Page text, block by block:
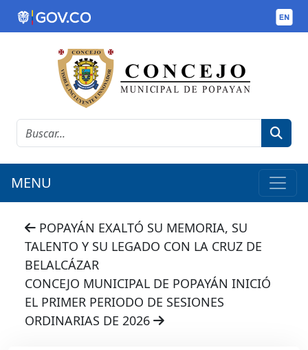
MENU
POPAYÁN EXALTÓ SU MEMORIA, SU
TALENTO Y SU LEGADO CON LA CRUZ DE
BELALCÁZAR
CONCEJO MUNICIPAL DE POPAYÁN INICIÓ
EL PRIMER PERIODO DE SESIONES
ORDINARIAS DE 2026